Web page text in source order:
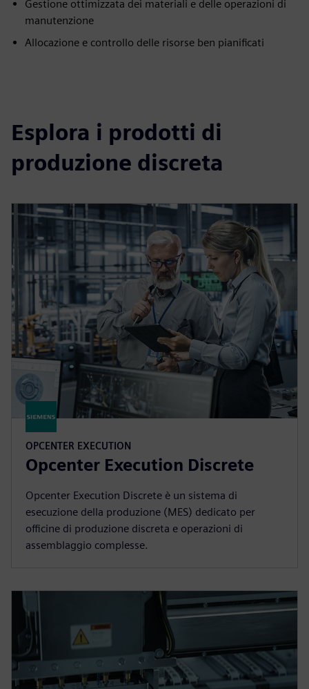
Gestione ottimizzata dei materiali e delle operazioni di
manutenzione
Allocazione e controllo delle risorse ben pianificati
Esplora i prodotti di
produzione discreta
OPCENTER EXECUTION
Opcenter Execution Discrete
Opcenter Execution Discrete è un sistema di
esecuzione della produzione (MES) dedicato per
officine di produzione discreta e operazioni di
assemblaggio complesse.